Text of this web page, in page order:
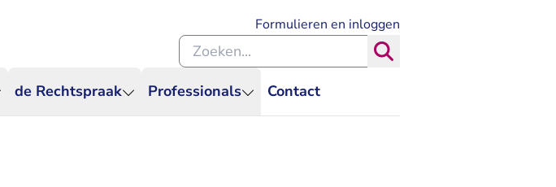
de Rechtspraak Professionals Contact
Formulieren en inloggen
Zoeken binnen de Rechtspraak